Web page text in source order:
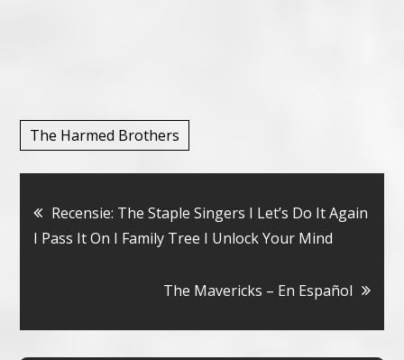
The Harmed Brothers
Bericht
navigatie
Recensie: The Staple Singers I Let’s Do It Again
I Pass It On I Family Tree I Unlock Your Mind
The Mavericks – En Español